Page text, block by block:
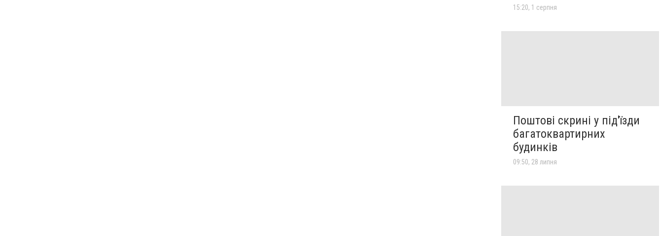
15:20, 1 серпня
Поштові скрині у під'їзди
багатоквартирних
будинків
09:50, 28 липня